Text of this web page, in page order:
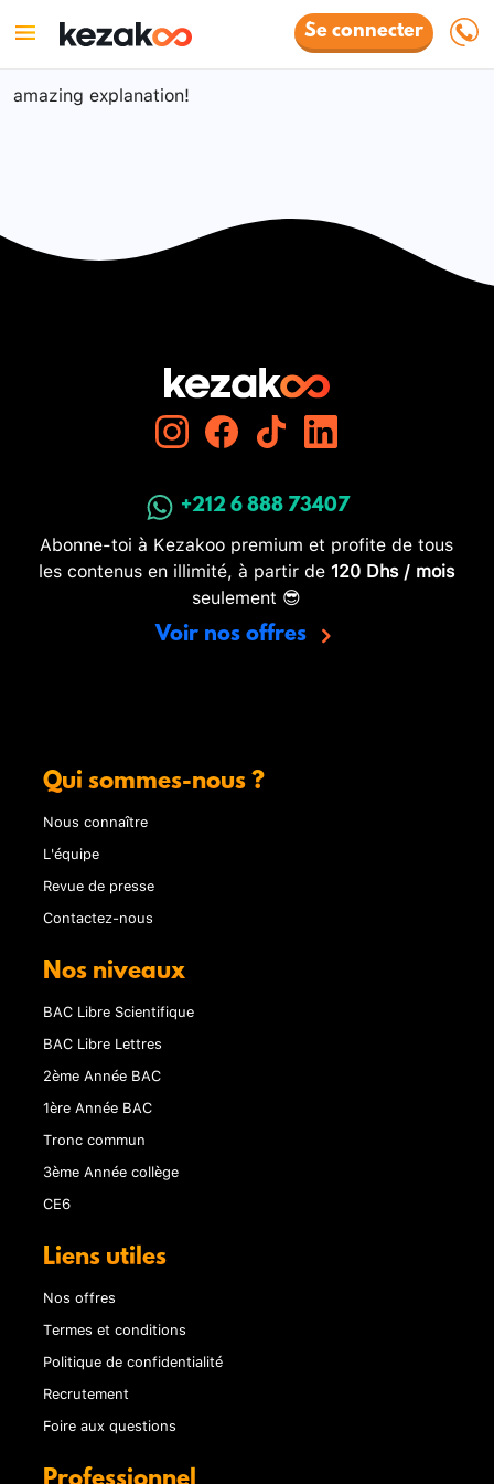
Se connecter
amazing explanation!
+212 6 888 73407
Abonne-toi à Kezakoo premium et profite de tous
les contenus en illimité, à partir de 120 Dhs / mois
seulement 😎
Voir nos offres
Qui sommes-nous ?
Nous connaître
L'équipe
Revue de presse
Contactez-nous
Nos niveaux
BAC Libre Scientifique
BAC Libre Lettres
2ème Année BAC
1ère Année BAC
Tronc commun
3ème Année collège
CE6
Liens utiles
Nos offres
Termes et conditions
Politique de confidentialité
Recrutement
Foire aux questions